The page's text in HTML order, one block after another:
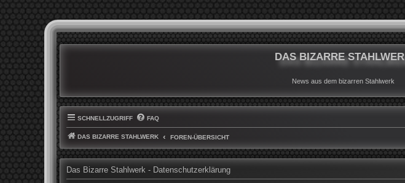
DAS BIZARRE
News aus dem bizarren Stahlwerk
SCHNELLZUGRIFF FAQ
DAS BIZARRE STAHLWERK FOREN-ÜBERSICHT
Das Bizarre Stahlwerk - Datenschutzerklärung